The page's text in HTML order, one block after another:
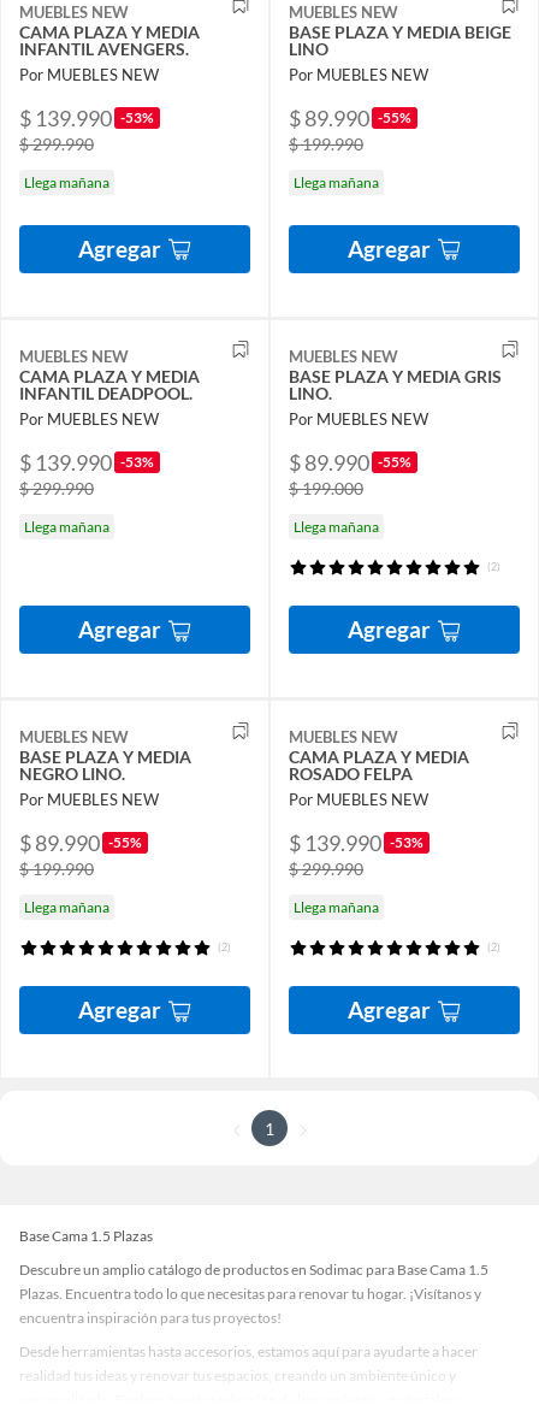
MUEBLES NEW
CAMA PLAZA Y MEDIA
INFANTIL AVENGERS.
Por MUEBLES NEW
$ 139.990 -53%
$ 299.990
Llega mañana
Agregar
MUEBLES NEW
BASE PLAZA Y MEDIA BEIGE
LINO
Por MUEBLES NEW
$ 89.990 -55%
$ 199.990
Llega mañana
Agregar
MUEBLES NEW
CAMA PLAZA Y MEDIA
INFANTIL DEADPOOL.
Por MUEBLES NEW
$ 139.990 -53%
$ 299.990
Llega mañana
Agregar
MUEBLES NEW
BASE PLAZA Y MEDIA GRIS
LINO.
Por MUEBLES NEW
$ 89.990 -55%
$ 199.000
Llega mañana
(2)
Agregar
MUEBLES NEW
BASE PLAZA Y MEDIA
NEGRO LINO.
Por MUEBLES NEW
$ 89.990 -55%
$ 199.990
Llega mañana
(2)
Agregar
MUEBLES NEW
CAMA PLAZA Y MEDIA
ROSADO FELPA
Por MUEBLES NEW
$ 139.990 -53%
$ 299.990
Llega mañana
(2)
Agregar
1
Base Cama 1.5 Plazas
Descubre un amplio catálogo de productos en Sodimac para Base Cama 1.5
Plazas. Encuentra todo lo que necesitas para renovar tu hogar. ¡Visítanos y
encuentra inspiración para tus proyectos!
Desde herramientas hasta accesorios, estamos aquí para ayudarte a hacer
realidad tus ideas y renovar tus espacios, creando un ambiente único y